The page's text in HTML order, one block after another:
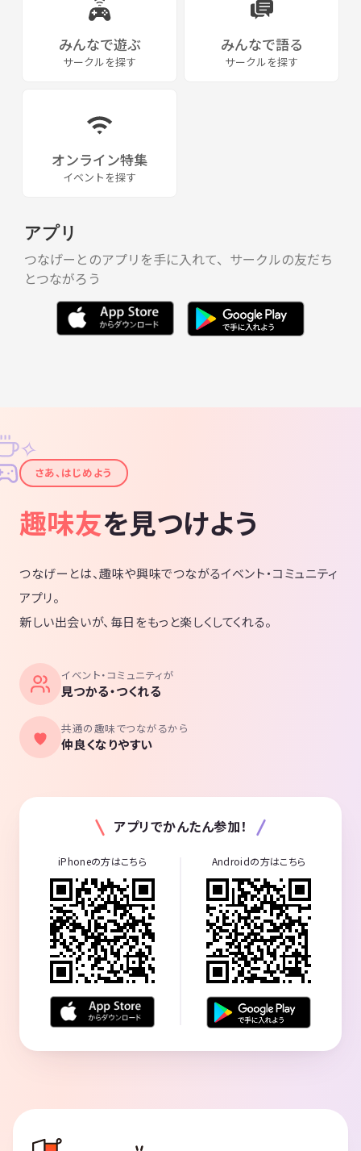
みんなで遊ぶ
サークルを探す
みんなで語る
サークルを探す
オンライン特集
イベントを探す
アプリ
つなげーとのアプリを手に入れて、サークルの友だち
とつながろう
✦
✧
さあ、はじめよう
趣味友を見つけよう
つなげーとは、趣味や興味でつながるイベント・コミュニティ
アプリ。
新しい出会いが、毎日をもっと楽しくしてくれる。
イベント・コミュニティが
見つかる・つくれる
共通の趣味でつながるから
仲良くなりやすい
アプリでかんたん参加！
iPhoneの方はこちら Androidの方はこちら